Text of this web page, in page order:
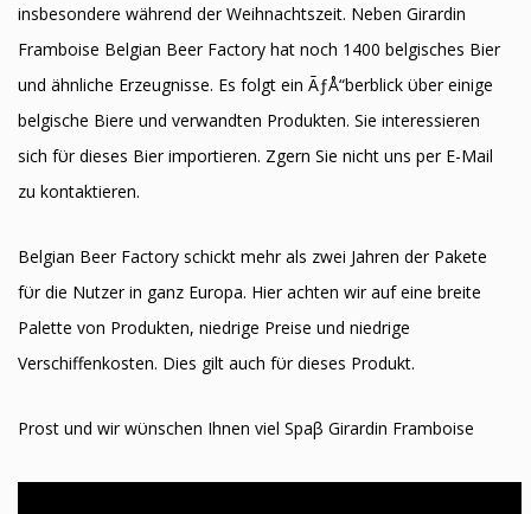
insbesondere während der Weihnachtszeit. Neben Girardin
Framboise Belgian Beer Factory hat noch 1400 belgisches Bier
und ähnliche Erzeugnisse. Es folgt ein ÃƒÅ“berblick ϋber einige
belgische Biere und verwandten Produkten. Sie interessieren
sich fϋr dieses Bier importieren. Zӧgern Sie nicht uns per E-Mail
zu kontaktieren.
Belgian Beer Factory schickt mehr als zwei Jahren der Pakete
fϋr die Nutzer in ganz Europa. Hier achten wir auf eine breite
Palette von Produkten, niedrige Preise und niedrige
Verschiffenkosten. Dies gilt auch fϋr dieses Produkt.
Prost und wir wϋnschen Ihnen viel Spaβ Girardin Framboise